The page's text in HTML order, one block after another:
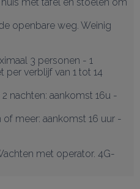
openbare weg. Weinig
3 personen - 1
verblijf van 1 tot 14
nachten: aankomst 16u -
meer: aankomst 16 uur -
met operator. 4G-